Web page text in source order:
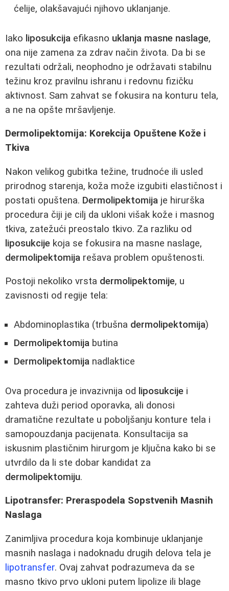
ćelije, olakšavajući njihovo uklanjanje.
Iako liposukcija efikasno uklanja masne naslage,
ona nije zamena za zdrav način života. Da bi se
rezultati održali, neophodno je održavati stabilnu
težinu kroz pravilnu ishranu i redovnu fizičku
aktivnost. Sam zahvat se fokusira na konturu tela,
a ne na opšte mršavljenje.
Dermolipektomija: Korekcija Opuštene Kože i
Tkiva
Nakon velikog gubitka težine, trudnoće ili usled
prirodnog starenja, koža može izgubiti elastičnost i
postati opuštena. Dermolipektomija je hirurška
procedura čiji je cilj da ukloni višak kože i masnog
tkiva, zatežući preostalo tkivo. Za razliku od
liposukcije koja se fokusira na masne naslage,
dermolipektomija rešava problem opuštenosti.
Postoji nekoliko vrsta dermolipektomije, u
zavisnosti od regije tela:
Abdominoplastika (trbušna dermolipektomija)
Dermolipektomija butina
Dermolipektomija nadlaktice
Ova procedura je invazivnija od liposukcije i
zahteva duži period oporavka, ali donosi
dramatične rezultate u poboljšanju konture tela i
samopouzdanja pacijenata. Konsultacija sa
iskusnim plastičnim hirurgom je ključna kako bi se
utvrdilo da li ste dobar kandidat za
dermolipektomiju.
Lipotransfer: Preraspodela Sopstvenih Masnih
Naslaga
Zanimljiva procedura koja kombinuje uklanjanje
masnih naslaga i nadoknadu drugih delova tela je
lipotransfer. Ovaj zahvat podrazumeva da se
masno tkivo prvo ukloni putem lipolize ili blage